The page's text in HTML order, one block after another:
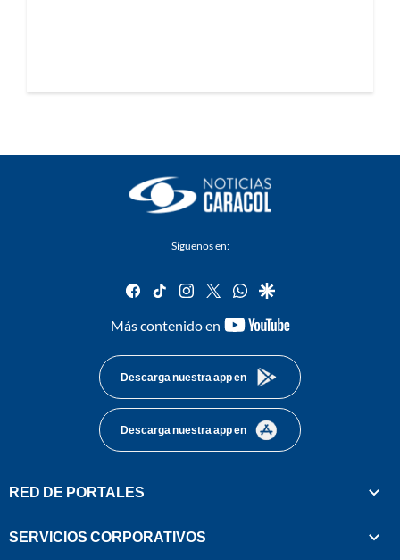
Síguenos en:
facebook
tiktok instagram
twitterwhatsapp
google
Más contenido en
youtube-
Descarga nuestra app en
Descarga nuestra app en
RED DE PORTALES
SERVICIOS CORPORATIVOS